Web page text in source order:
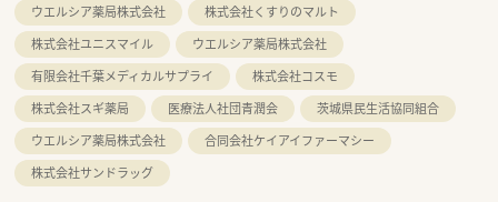
ウエルシア薬局株式会社
株式会社くすりのマルト
株式会社ユニスマイル
ウエルシア薬局株式会社
有限会社千葉メディカルサプライ
株式会社コスモ
株式会社スギ薬局
医療法人社団青潤会
茨城県民生活協同組合
ウエルシア薬局株式会社
合同会社ケイアイファーマシー
株式会社サンドラッグ